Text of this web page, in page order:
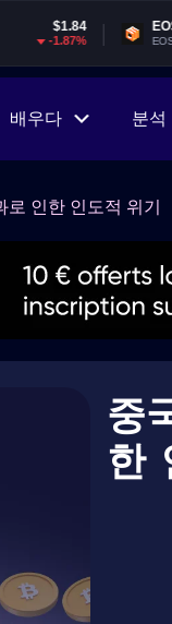
EOS
EOS
배우다 분석
로 인한 인도적 위기
중
한